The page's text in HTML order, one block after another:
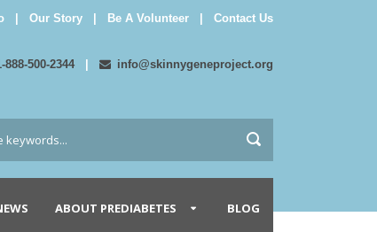
Our Story Be A Volunteer Contact Us
888-500-2344 info@skinnygeneproject.org
ABOUT PREDIABETES BLOG